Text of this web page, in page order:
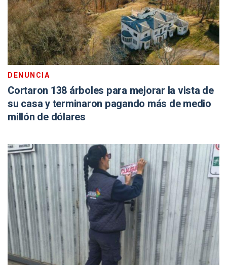
DENUNCIA
Cortaron 138 árboles para mejorar la vista de
su casa y terminaron pagando más de medio
millón de dólares